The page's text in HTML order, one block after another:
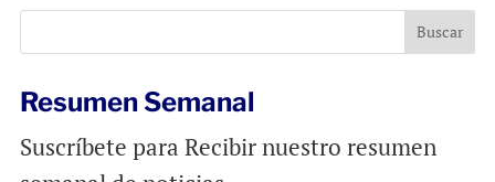
Resumen Semanal
Suscríbete para Recibir nuestro resumen